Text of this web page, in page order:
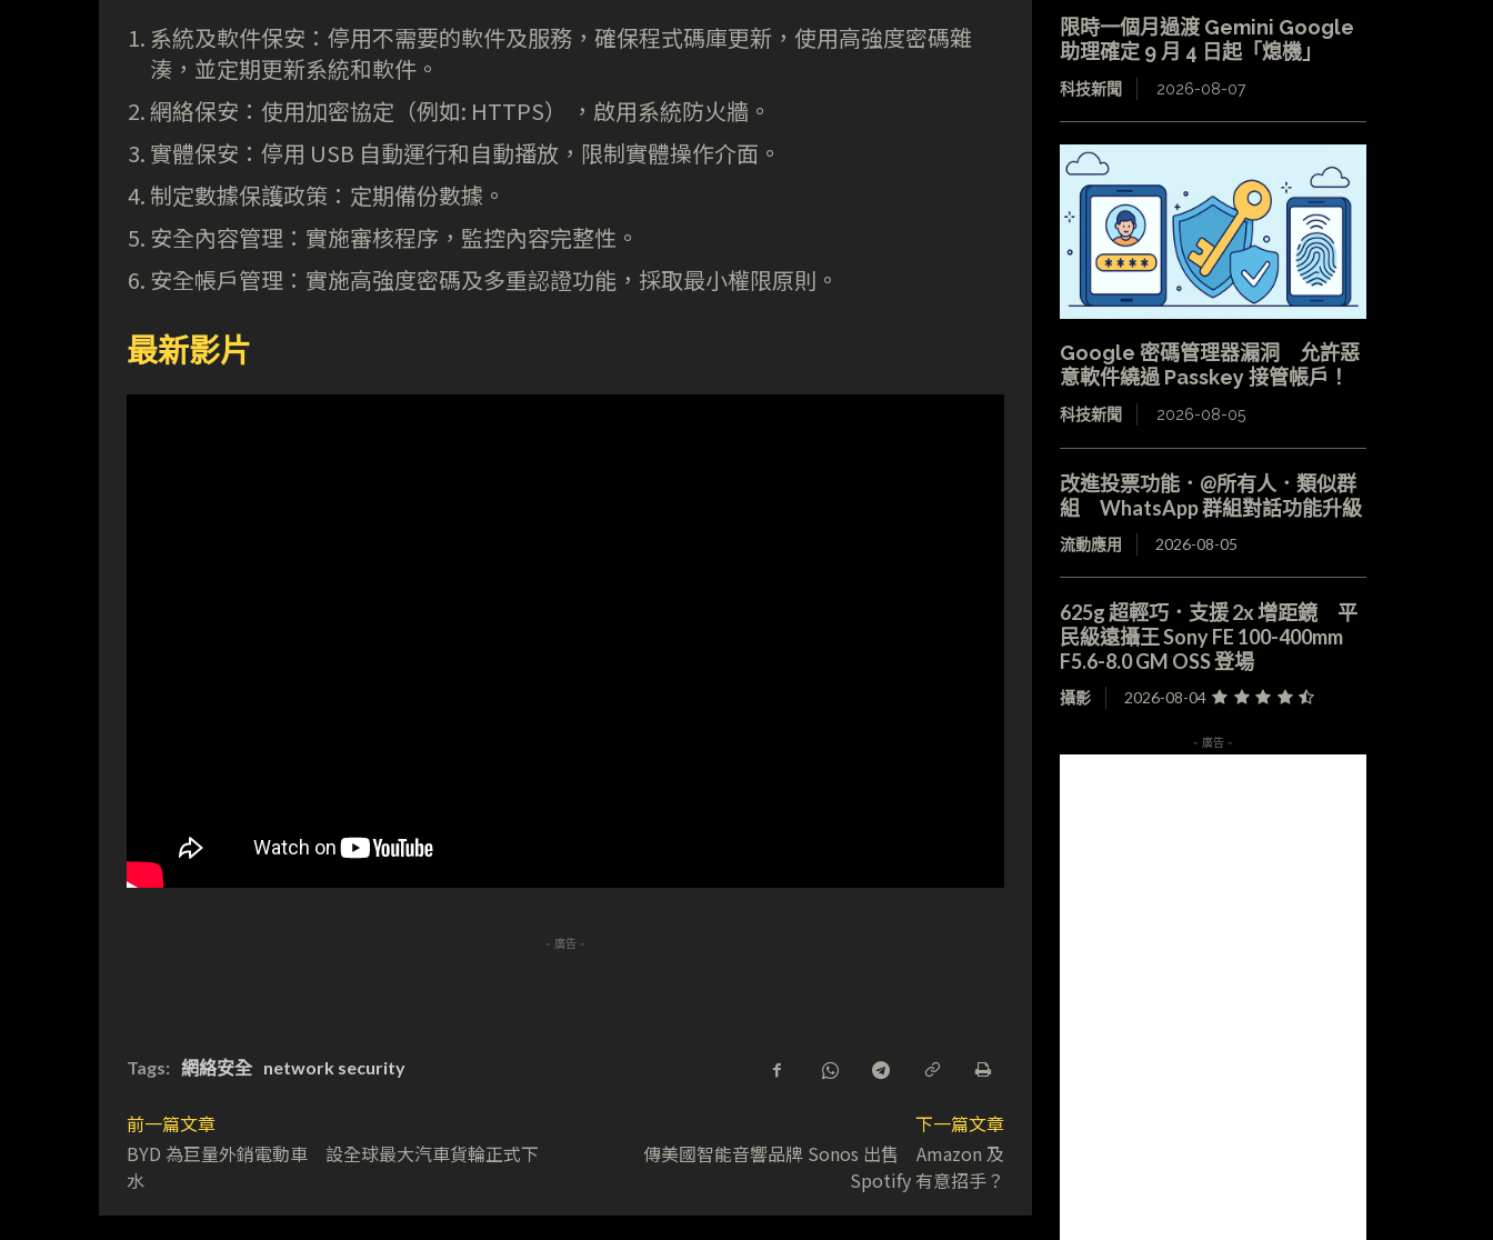
系統及軟件保安：停用不需要的軟件及服務，確保程式碼庫更新，使用高強度密碼雜
湊，並定期更新系統和軟件。
網絡保安：使用加密協定（例如: HTTPS） ，啟用系統防火牆。
實體保安：停用 USB 自動運行和自動播放，限制實體操作介面。
制定數據保護政策：定期備份數據。
安全內容管理：實施審核程序，監控內容完整性。
安全帳戶管理：實施高強度密碼及多重認證功能，採取最小權限原則。
最新影片
- 廣告 -
Tags: 網絡安全 network security
前一篇文章
BYD 為巨量外銷電動車 設全球最大汽車貨輪正式下
水
下一篇文章
傳美國智能音響品牌 Sonos 出售 Amazon 及
Spotify 有意招手？
限時一個月過渡 Gemini Google
助理確定 9 月 4 日起「熄機」
科技新聞 2026-08-07
Google 密碼管理器漏洞 允許惡
意軟件繞過 Passkey 接管帳戶！
科技新聞 2026-08-05
改進投票功能．@所有人．類似群
組 WhatsApp 群組對話功能升級
流動應用 2026-08-05
625g 超輕巧．支援 2x 增距鏡 平
民級遠攝王 Sony FE 100-400mm
F5.6-8.0 GM OSS 登場
攝影 2026-08-04
- 廣告 -